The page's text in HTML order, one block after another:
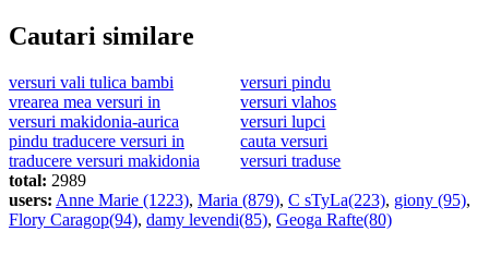
Cautari similare
versuri vali tulica bambi
versuri pindu
vrearea mea versuri in
versuri vlahos
versuri makidonia-aurica
versuri lupci
pindu traducere versuri in
cauta versuri
traducere versuri makidonia
versuri traduse
total: 2989
users: Anne Marie (1223), Maria (879), C sTyLa(223), giony (95),
Flory Caragop(94), damy levendi(85), Geoga Rafte(80)